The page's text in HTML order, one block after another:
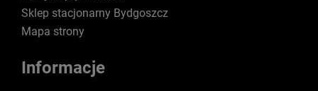
Sklep stacjonarny Bydgoszcz
Mapa strony
Informacje